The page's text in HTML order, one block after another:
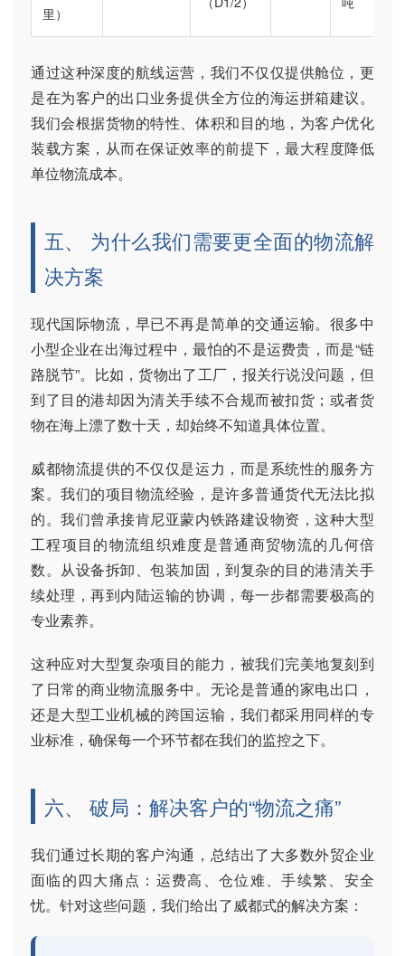
里）
通过这种深度的航线运营，我们不仅仅提供舱位，更
是在为客户的出口业务提供全方位的海运拼箱建议。
我们会根据货物的特性、体积和目的地，为客户优化
装载方案，从而在保证效率的前提下，最大程度降低
单位物流成本。
五、 为什么我们需要更全面的物流解
决方案
现代国际物流，早已不再是简单的交通运输。很多中
小型企业在出海过程中，最怕的不是运费贵，而是“链
路脱节”。比如，货物出了工厂，报关行说没问题，但
到了目的港却因为清关手续不合规而被扣货；或者货
物在海上漂了数十天，却始终不知道具体位置。
威都物流提供的不仅仅是运力，而是系统性的服务方
案。我们的项目物流经验，是许多普通货代无法比拟
的。我们曾承接肯尼亚蒙内铁路建设物资，这种大型
工程项目的物流组织难度是普通商贸物流的几何倍
数。从设备拆卸、包装加固，到复杂的目的港清关手
续处理，再到内陆运输的协调，每一步都需要极高的
专业素养。
这种应对大型复杂项目的能力，被我们完美地复刻到
了日常的商业物流服务中。无论是普通的家电出口，
还是大型工业机械的跨国运输，我们都采用同样的专
业标准，确保每一个环节都在我们的监控之下。
六、 破局：解决客户的“物流之痛”
我们通过长期的客户沟通，总结出了大多数外贸企业
面临的四大痛点：运费高、仓位难、手续繁、安全
忧。针对这些问题，我们给出了威都式的解决方案：